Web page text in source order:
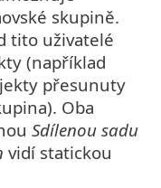
skupině.
tito uživatelé
(například
přesunuty
Oba
Sdílenou sadu
vidí statickou